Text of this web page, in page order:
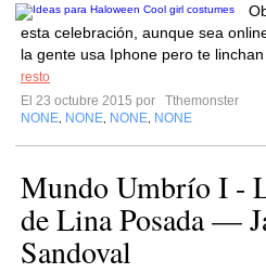
esta celebración, aunque sea
la gente usa Iphone pero te
resto
El 23 octubre 2015 por
Tthemonster
NONE NONE NONE NONE
Mundo Umbrío I -
de Lina Posada —
Sandoval